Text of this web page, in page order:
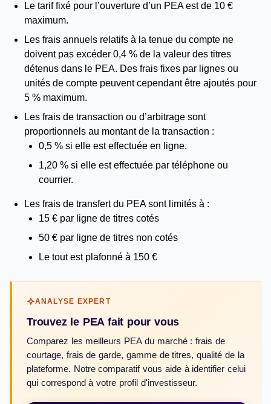
Le tarif fixé pour l’ouverture d’un PEA est de 10 €
maximum.
Les frais annuels relatifs à la tenue du compte ne
doivent pas excéder 0,4 % de la valeur des titres
détenus dans le PEA. Des frais fixes par lignes ou
unités de compte peuvent cependant être ajoutés pour
5 % maximum.
Les frais de transaction ou d’arbitrage sont
proportionnels au montant de la transaction :
0,5 % si elle est effectuée en ligne.
1,20 % si elle est effectuée par téléphone ou
courrier.
Les frais de transfert du PEA sont limités à :
15 € par ligne de titres cotés
50 € par ligne de titres non cotés
Le tout est plafonné à 150 €
ANALYSE EXPERT
Trouvez le PEA fait pour vous
Comparez les meilleurs PEA du marché : frais de
courtage, frais de garde, gamme de titres, qualité de la
plateforme. Notre comparatif vous aide à identifier celui
qui correspond à votre profil d'investisseur.